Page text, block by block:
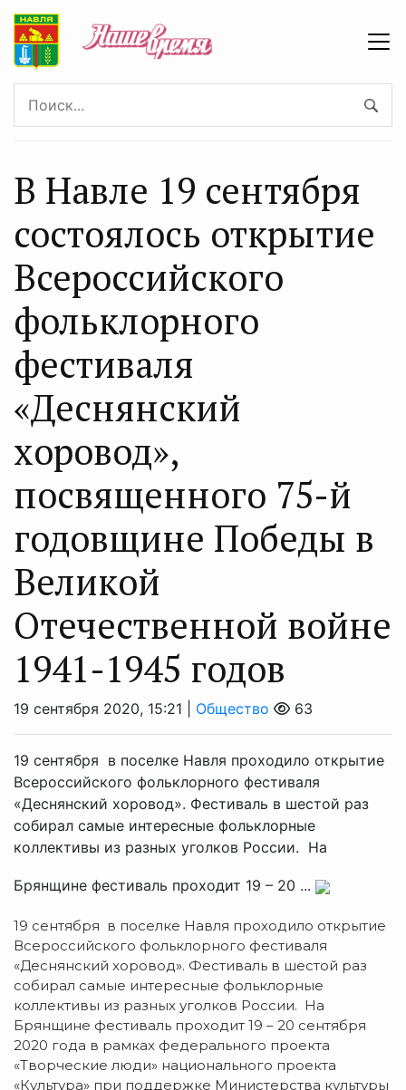
В Навле 19 сентября
состоялось открытие
Всероссийского
фольклорного
фестиваля
«Деснянский
хоровод»,
посвященного 75-й
годовщине Победы в
Великой
Отечественной войне
1941-1945 годов
19 сентября 2020, 15:21 | Общество 63
19 сентября в поселке Навля проходило открытие
Всероссийского фольклорного фестиваля
«Деснянский хоровод». Фестиваль в шестой раз
собирал самые интересные фольклорные
коллективы из разных уголков России. На
Брянщине фестиваль проходит 19 – 20 ...
19 сентября в поселке Навля проходило открытие
Всероссийского фольклорного фестиваля
«Деснянский хоровод». Фестиваль в шестой раз
собирал самые интересные фольклорные
коллективы из разных уголков России. На
Брянщине фестиваль проходит 19 – 20 сентября
2020 года в рамках федерального проекта
«Творческие люди» национального проекта
«Культура» при поддержке Министерства культуры